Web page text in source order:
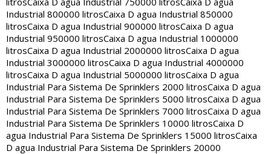
Industrial 800000 litrosCaixa D agua Industrial 850000
litrosCaixa D agua Industrial 900000 litrosCaixa D agua
Industrial 950000 litrosCaixa D agua Industrial 1000000
litrosCaixa D agua Industrial 2000000 litrosCaixa D agua
Industrial 3000000 litrosCaixa D agua Industrial 4000000
litrosCaixa D agua Industrial 5000000 litrosCaixa D agua
Industrial Para Sistema De Sprinklers 2000 litrosCaixa D agua
Industrial Para Sistema De Sprinklers 5000 litrosCaixa D agua
Industrial Para Sistema De Sprinklers 7000 litrosCaixa D agua
Industrial Para Sistema De Sprinklers 10000 litrosCaixa D
agua Industrial Para Sistema De Sprinklers 15000 litrosCaixa
D agua Industrial Para Sistema De Sprinklers 20000